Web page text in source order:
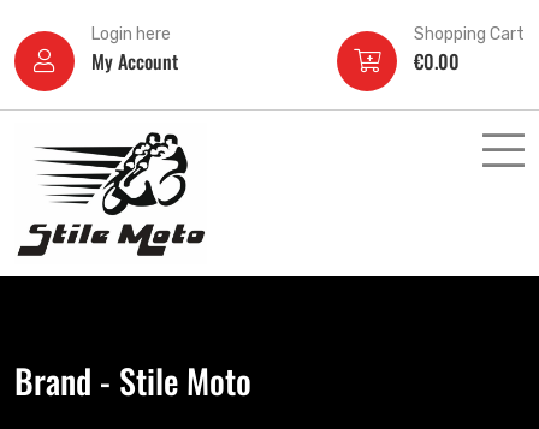
Login here
My Account
Shopping Cart
€0.00
Brand - Stile Moto